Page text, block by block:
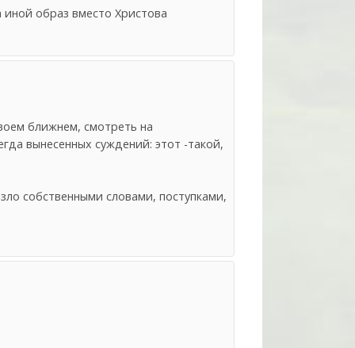
образ вместо Христова
ближнем, смотреть на
вынесенных суждений: этот -такой,
собственными словами, поступками,